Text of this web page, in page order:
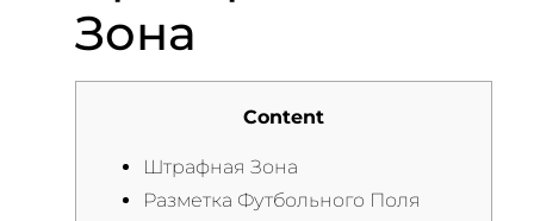
Зона
Content
Штрафная Зона
Разметка Футбольного Поля